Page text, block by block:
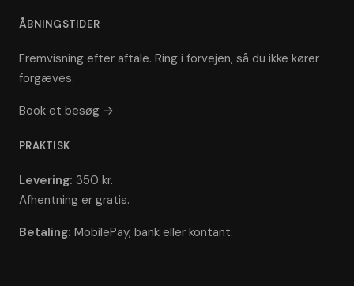
ÅBNINGSTIDER
Fremvisning efter aftale. Ring i forvejen, så du ikke kører
forgæves.
Book et besøg →
PRAKTISK
Levering: 350 kr.
Afhentning er gratis.
Betaling: MobilePay, bank eller kontant.